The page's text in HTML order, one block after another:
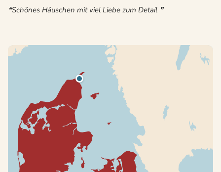
Schönes Häuschen mit viel Liebe zum Detail